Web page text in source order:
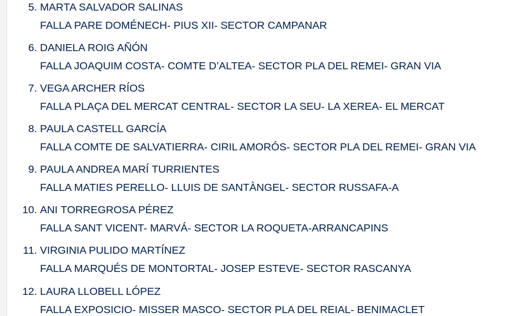
MARTA SALVADOR SALINAS
FALLA PARE DOMÉNECH- PIUS XII- SECTOR CAMPANAR
DANIELA ROIG AÑÓN
FALLA JOAQUIM COSTA- COMTE D’ALTEA- SECTOR PLA DEL REMEI- GRAN VIA
VEGA ARCHER RÍOS
FALLA PLAÇA DEL MERCAT CENTRAL- SECTOR LA SEU- LA XEREA- EL MERCAT
PAULA CASTELL GARCÍA
FALLA COMTE DE SALVATIERRA- CIRIL AMORÓS- SECTOR PLA DEL REMEI- GRAN VIA
PAULA ANDREA MARÍ TURRIENTES
FALLA MATIES PERELLO- LLUIS DE SANTÀNGEL- SECTOR RUSSAFA-A
ANI TORREGROSA PÉREZ
FALLA SANT VICENT- MARVÁ- SECTOR LA ROQUETA-ARRANCAPINS
VIRGINIA PULIDO MARTÍNEZ
FALLA MARQUÉS DE MONTORTAL- JOSEP ESTEVE- SECTOR RASCANYA
LAURA LLOBELL LÓPEZ
FALLA EXPOSICIO- MISSER MASCO- SECTOR PLA DEL REIAL- BENIMACLET